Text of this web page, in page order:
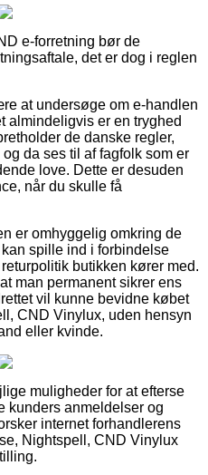
e-forretning bør de
det er dog i reglen
at undersøge om e-handlen
almindeligvis er en tryghed
de danske regler,
da ses til af fagfolk som er
love. Dette er desuden
når du skulle få
er omhyggelig omkring de
spille ind i forbindelse
butikken kører med.
man permanent sikrer ens
vil kunne bevidne købet
CND Vinylux, uden hensyn
eller kvinde.
muligheder for at efterse
kunders anmeldelser og
internet forhandlerens
Nightspell, CND Vinylux